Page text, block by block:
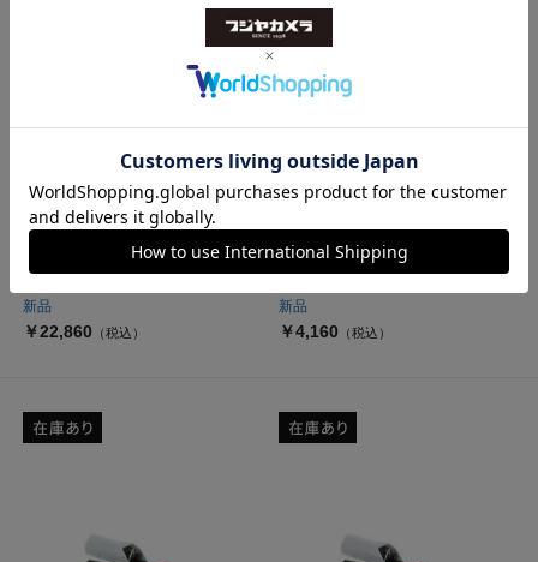
新品
DOMKE
F-5XB サンド 700-52S
￥22,860 （税込）
新品
FA-34S プロテクティブラップ S
サイズ ブラック
￥4,160 （税込）